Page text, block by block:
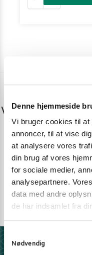
Denne hjemmeside
Vi bruger cookies til
annoncer, til at vise
at analysere vores
din brug af vores
for sociale medier,
analysepartnere.
data med andre
de har indsamlet fra
Nødvendig
Vi er lige her.
Personlig
Vi guider
Derfor har